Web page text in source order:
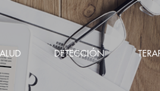
DETECCIÓN